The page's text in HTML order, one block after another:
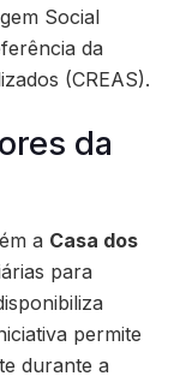
Social
da
(CREAS).
da
a Casa dos
para
permite
durante a